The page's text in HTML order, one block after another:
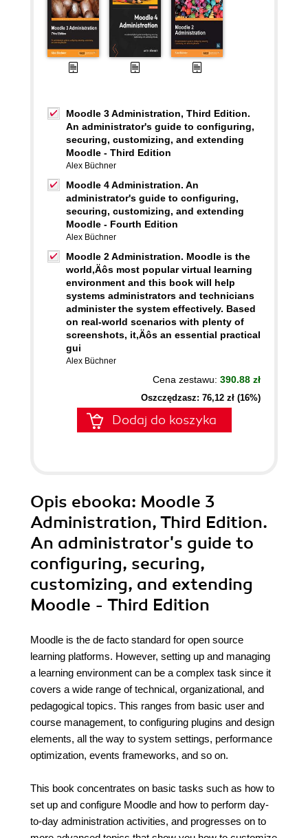
Moodle 3 Administration, Third Edition.
An administrator's guide to configuring,
securing, customizing, and extending
Moodle - Third Edition
Alex Büchner
Moodle 4 Administration. An
administrator's guide to configuring,
securing, customizing, and extending
Moodle - Fourth Edition
Alex Büchner
Moodle 2 Administration. Moodle is the
world‚Äôs most popular virtual learning
environment and this book will help
systems administrators and technicians
administer the system effectively. Based
on real-world scenarios with plenty of
screenshots, it‚Äôs an essential practical
gui
Alex Büchner
Cena zestawu: 390.88 zł
Oszczędzasz: 76,12 zł (16%)
Dodaj do koszyka
Opis ebooka: Moodle 3
Administration, Third Edition.
An administrator's guide to
configuring, securing,
customizing, and extending
Moodle - Third Edition
Moodle is the de facto standard for open source
learning platforms. However, setting up and managing
a learning environment can be a complex task since it
covers a wide range of technical, organizational, and
pedagogical topics. This ranges from basic user and
course management, to configuring plugins and design
elements, all the way to system settings, performance
optimization, events frameworks, and so on.
This book concentrates on basic tasks such as how to
set up and configure Moodle and how to perform day-
to-day administration activities, and progresses on to